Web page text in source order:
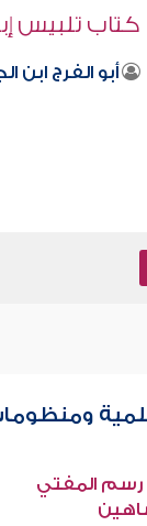
الأمه
صابر
المفتي